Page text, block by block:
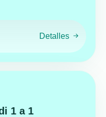
Detalles
1 a 1